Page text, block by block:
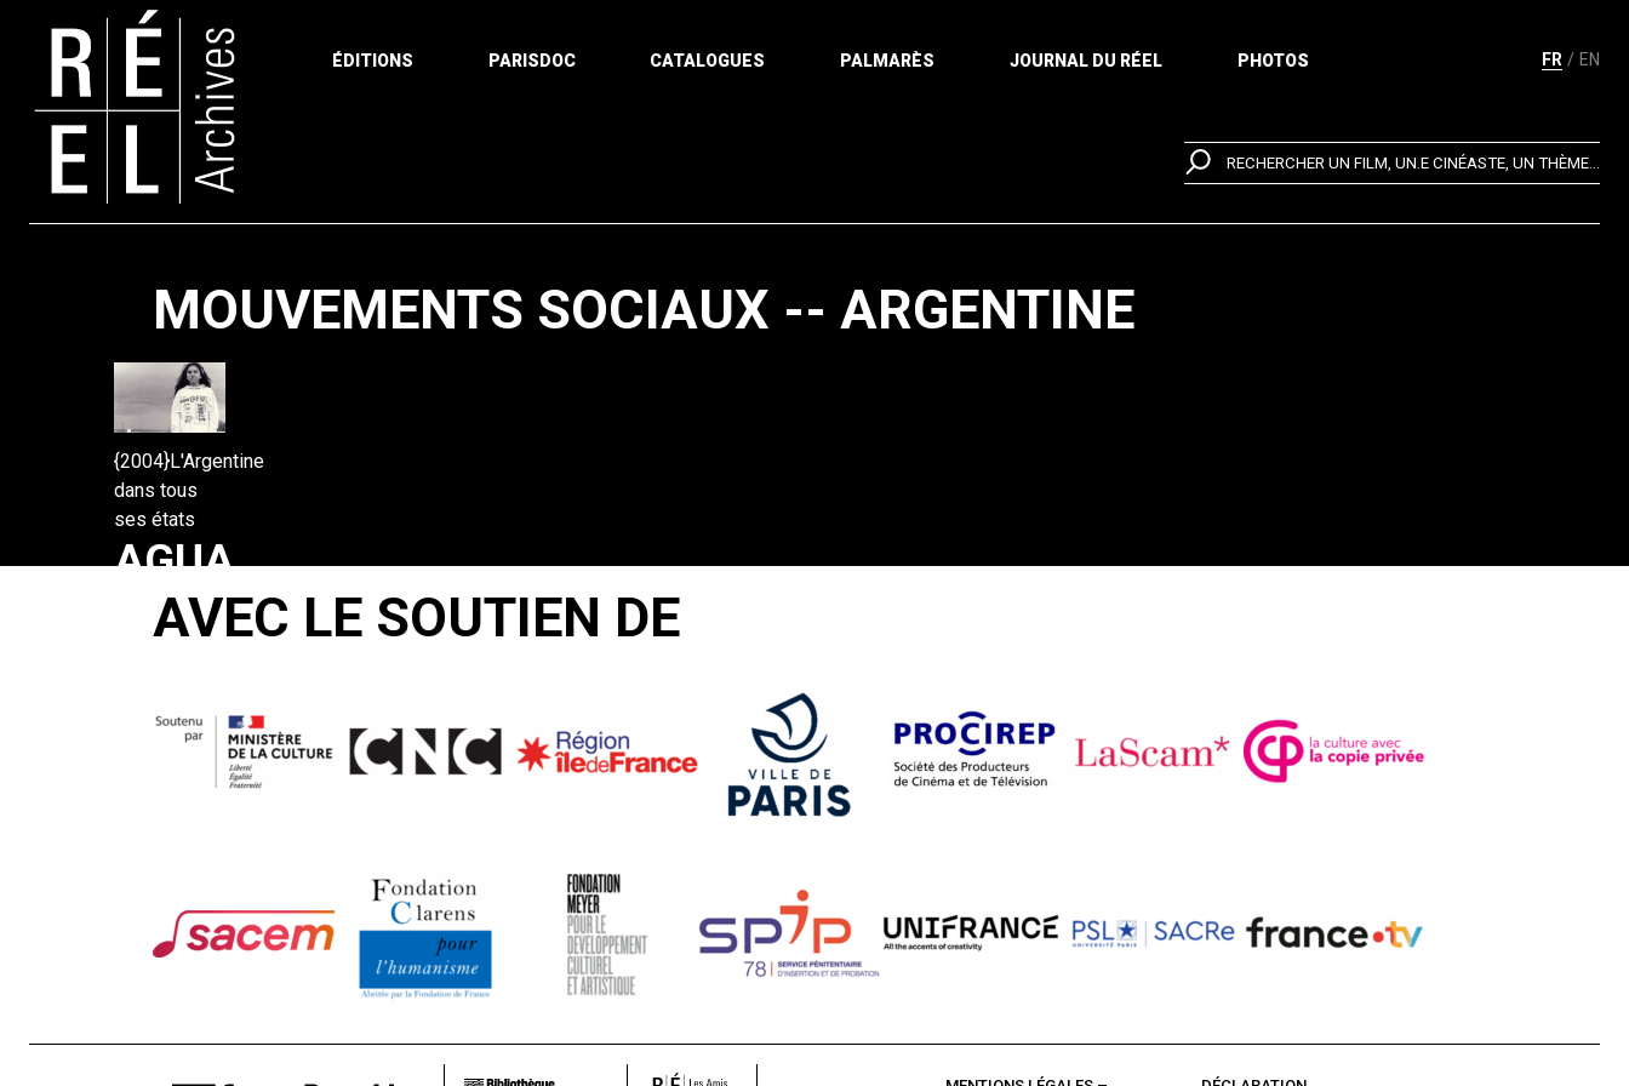
FR EN
ÉDITIONS PARISDOC CATALOGUES PALMARÈS JOURNAL DU RÉEL PHOTOS
RECHERCHER UN FILM, UN.E CINÉASTE, UN THÈME...
MOUVEMENTS SOCIAUX -- ARGENTINE
{2004}L'Argentine
dans tous
ses états
AGUA
DE
Sandra
AVEC LE SOUTIEN DE